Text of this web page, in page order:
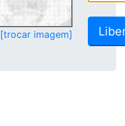
[trocar imagem]